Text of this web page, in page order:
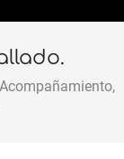
Acompañamiento,